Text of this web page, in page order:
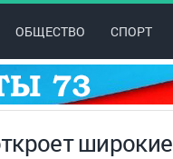
ОБЩЕСТВО СПОРТ
широкие